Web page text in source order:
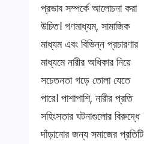
প্রভাব সম্পর্কে আলোচনা করা
উচিত। গণমাধ্যম, সামাজিক
মাধ্যম এবং বিভিন্ন প্রচারণার
মাধ্যমে নারীর অধিকার নিয়ে
সচেতনতা গড়ে তোলা যেতে
পারে। পাশাপাশি, নারীর প্রতি
সহিংসতার ঘটনাগুলোর বিরুদ্ধে
দাঁড়ানোর জন্য সমাজের প্রতিটি